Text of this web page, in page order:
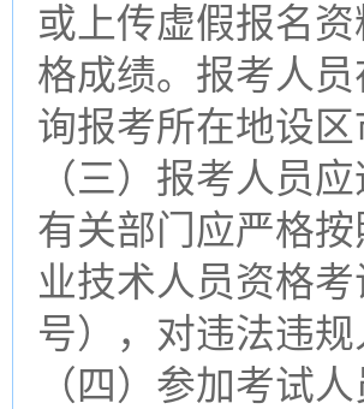
或上传虚假报名
格成绩。报考人
询报考所在地设
（三）报考人员
有关部门应严格
业技术人员资格
号），对违法违
（四）参加考试